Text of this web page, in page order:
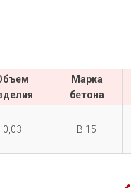
Марка
бетона
0,03 В 15